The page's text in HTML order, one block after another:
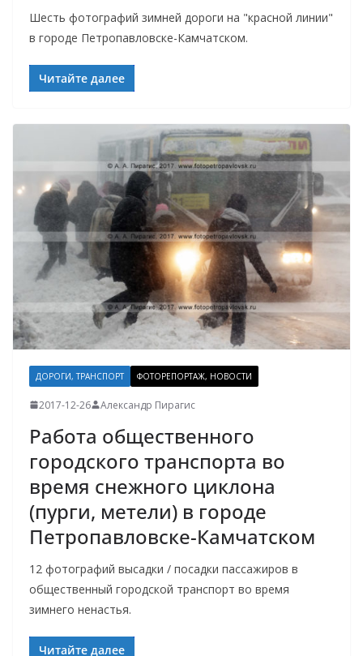
Шесть фотографий зимней дороги на "красной линии"
в городе Петропавловске-Камчатском.
Читайте далее
ДОРОГИ, ТРАНСПОРТ ФОТОРЕПОРТАЖ, НОВОСТИ
2017-12-26 Александр Пирагис
Работа общественного
городского транспорта во
время снежного циклона
(пурги, метели) в городе
Петропавловске-Камчатском
12 фотографий высадки / посадки пассажиров в
общественный городской транспорт во время
зимнего ненастья.
Читайте далее